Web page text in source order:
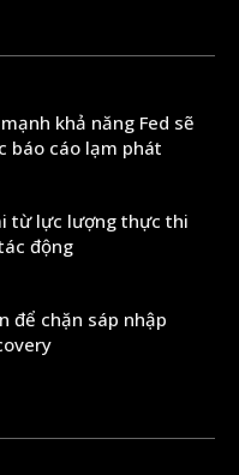
khả năng Fed sẽ
báo cáo lạm phát
từ lực lượng thực thi
động
để chặn sáp nhập